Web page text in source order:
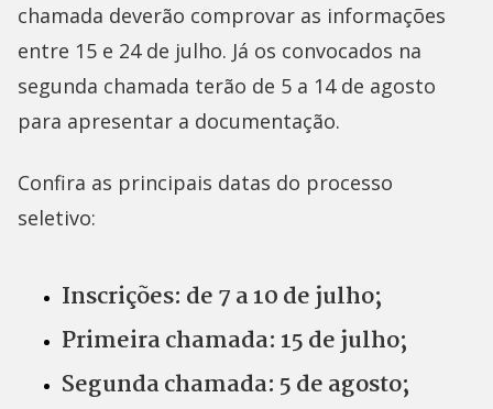
chamada deverão comprovar as informações
entre 15 e 24 de julho. Já os convocados na
segunda chamada terão de 5 a 14 de agosto
para apresentar a documentação.
Confira as principais datas do processo
seletivo:
Inscrições: de 7 a 10 de julho;
Primeira chamada: 15 de julho;
Segunda chamada: 5 de agosto;